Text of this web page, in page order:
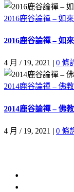
2016鹿谷論禪 – 如
2016鹿谷論禪 – 如
4 月 / 19, 2021 | 0 條
2014鹿谷論禪 – 佛
2014鹿谷論禪 – 佛
4 月 / 19, 2021 | 0 條